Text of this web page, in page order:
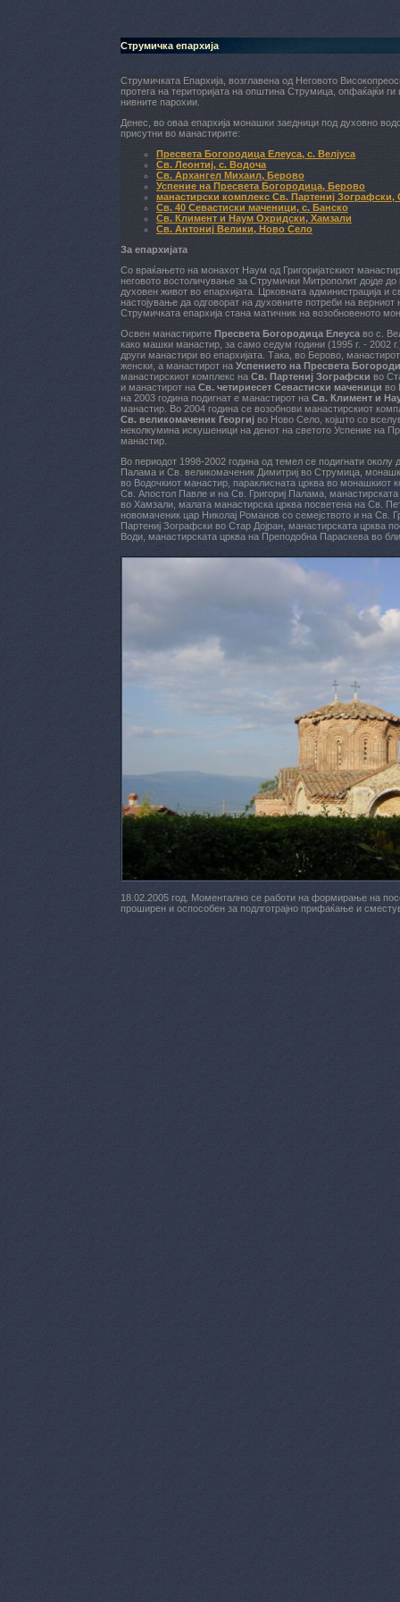
Струмичка епархија
Струмичката Епархија, возглавена од Неговото
протега на територијата на општина Струмица, опфаќајќи
нивните парохии.
Денес, во оваа епархија монашки заедници под духовно
присутни во манастирите:
Пресвета Богородица Елеуса, с. Велјуса
Св. Леонтиј, с. Водоча
Св. Архангел Михаил, Берово
Успение на Пресвета Богородица, Берово
манастирски комплекс Св. Партениј Зографски,
Св. 40 Севастиски маченици, с. Банско
Св. Климент и Наум Охридски, Хамзали
Св. Антониј Велики, Ново Село
За епархијата
Со враќањето на монахот Наум од Григоријатскиот
неговото востоличување за Струмички Митрополит дојде
духовен живот во епархијата. Црковната администрација и
настојување да одговорат на духовните потреби на
Струмичката епархија стана матичник на возобновеното
Освен манастиритеПресвета Богородица Елеусаво с.
како машки манастир, за само седум години (1995 г. - 2002
други манастири во епархијата. Така, во Берово,
женски, а манастирот наУспението на Пресвета
манастирскиот комплекс наСв. Партениј Зографскиво
и манастирот наСв. четириесет Севастиски маченициво
на 2003 година подигнат е манастирот наСв. Климент и
манастир. Во 2004 година се возобнови манастирскиот
Св. великомаченик Георгијво Ново Село, којшто со
неколкумина искушеници на денот на светото Успение на
манастир.
Во периодот 1998-2002 година од темел се подигнати околу
Палама и Св. великомаченик Димитриј во Струмица,
во Водочкиот манастир, параклисната црква во монашкиот
Св. Апостол Павле и на Св. Григориј Палама,
во Хамзали, малата манастирска црква посветена на Св.
новомаченик цар Николај Романов со семејството и на Св.
Партениј Зографски во Стар Дојран, манастирската црква
Води, манастирската црква на Преподобна Параскева во
18.02.2005 год. Моментално се работи на формирање на
проширен и оспособен за подлготрајно прифаќање и